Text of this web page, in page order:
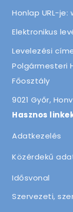
Honlap URL-je:
Elektronikus
Levelezési
Polgármesteri
Főosztály
9021 Győr,
Hasznos
Adatkezelés
Közérdekű
Idősvonal
Szervezeti,